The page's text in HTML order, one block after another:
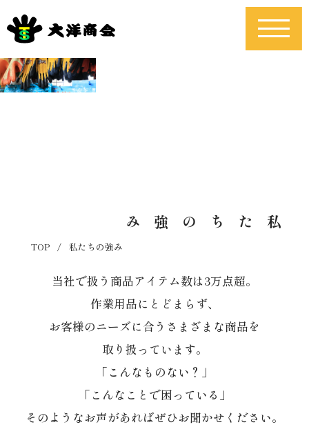
私たちの強み
TOP / 私たちの強み
当社で扱う商品アイテム数は3万点超。
作業用品にとどまらず、
お客様のニーズに合うさまざまな商品を
取り扱っています。
「こんなものない？」
「こんなことで困っている」
そのようなお声があればぜひお聞かせください。